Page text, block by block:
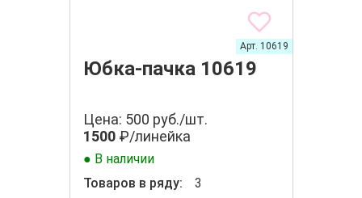
Юбка-пачка 10619
Арт. 10619
Цена: 500 руб./шт.
1500₽/линейка
● В наличии
Товаров в ряду:
3